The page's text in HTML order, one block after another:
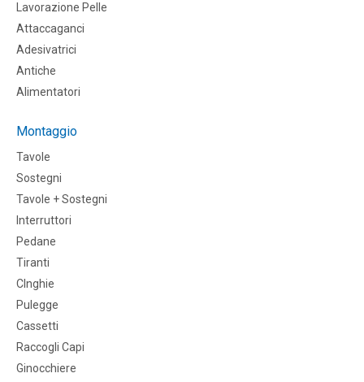
Lavorazione Pelle
Attaccaganci
Adesivatrici
Antiche
Alimentatori
Montaggio
Tavole
Sostegni
Tavole + Sostegni
Interruttori
Pedane
Tiranti
CInghie
Pulegge
Cassetti
Raccogli Capi
Ginocchiere